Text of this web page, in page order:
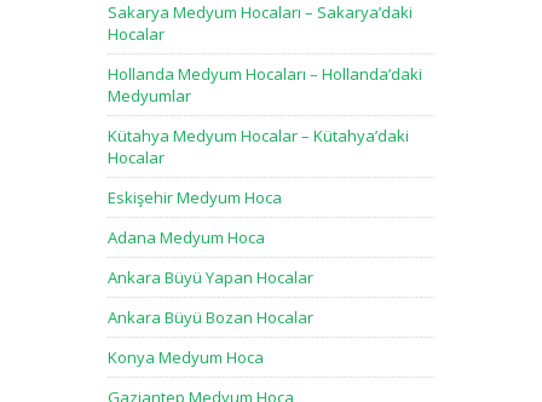
Sakarya Medyum Hocaları – Sakarya’daki
Hocalar
Hollanda Medyum Hocaları – Hollanda’daki
Medyumlar
Kütahya Medyum Hocalar – Kütahya’daki
Hocalar
Eskişehir Medyum Hoca
Adana Medyum Hoca
Ankara Büyü Yapan Hocalar
Ankara Büyü Bozan Hocalar
Konya Medyum Hoca
Gaziantep Medyum Hoca